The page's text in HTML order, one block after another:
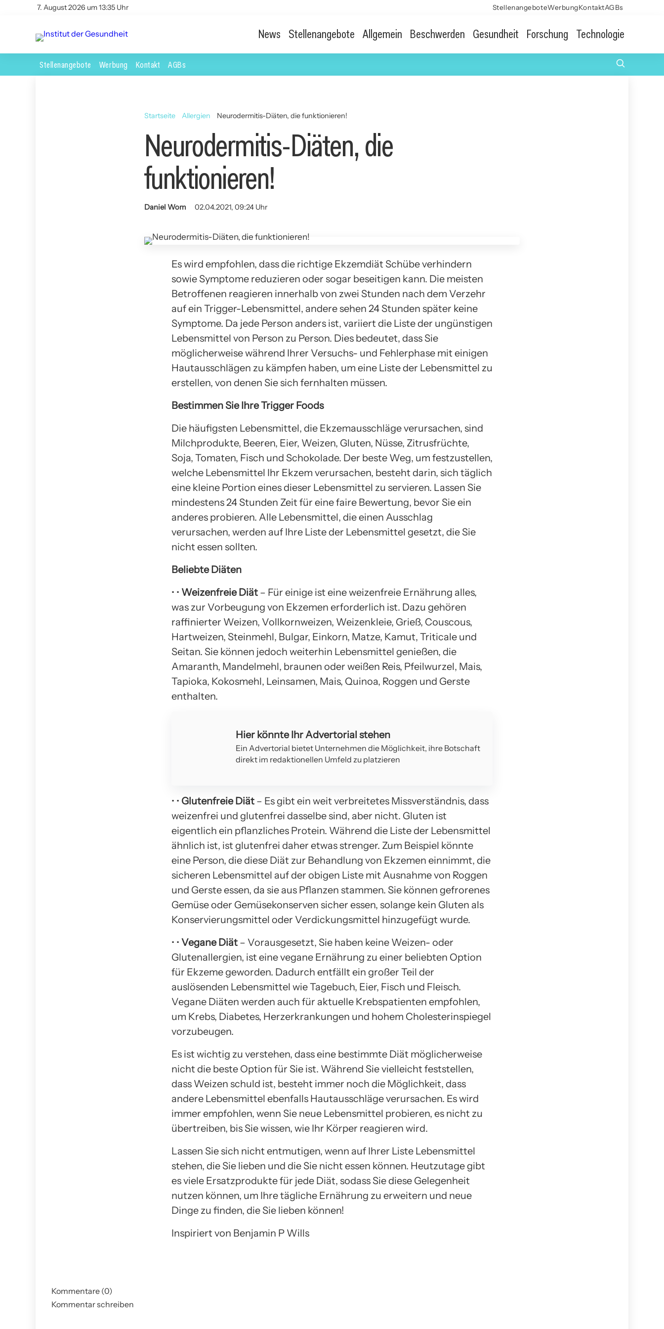
7. August 2026 um 13:35 Uhr StellenangeboteWerbungKontaktAGBs
News Stellenangebote Allgemein Beschwerden Gesundheit Forschung Technologie
Stellenangebote Werbung Kontakt AGBs
Startseite Allergien Neurodermitis-Diäten, die funktionieren!
Neurodermitis-Diäten, die
funktionieren!
Daniel Wom 02.04.2021, 09:24 Uhr
Es wird empfohlen, dass die richtige Ekzemdiät Schübe verhindern
sowie Symptome reduzieren oder sogar beseitigen kann. Die meisten
Betroffenen reagieren innerhalb von zwei Stunden nach dem Verzehr
auf ein Trigger-Lebensmittel, andere sehen 24 Stunden später keine
Symptome. Da jede Person anders ist, variiert die Liste der ungünstigen
Lebensmittel von Person zu Person. Dies bedeutet, dass Sie
möglicherweise während Ihrer Versuchs- und Fehlerphase mit einigen
Hautausschlägen zu kämpfen haben, um eine Liste der Lebensmittel zu
erstellen, von denen Sie sich fernhalten müssen.
Bestimmen Sie Ihre Trigger Foods
Die häufigsten Lebensmittel, die Ekzemausschläge verursachen, sind
Milchprodukte, Beeren, Eier, Weizen, Gluten, Nüsse, Zitrusfrüchte,
Soja, Tomaten, Fisch und Schokolade. Der beste Weg, um festzustellen,
welche Lebensmittel Ihr Ekzem verursachen, besteht darin, sich täglich
eine kleine Portion eines dieser Lebensmittel zu servieren. Lassen Sie
mindestens 24 Stunden Zeit für eine faire Bewertung, bevor Sie ein
anderes probieren. Alle Lebensmittel, die einen Ausschlag
verursachen, werden auf Ihre Liste der Lebensmittel gesetzt, die Sie
nicht essen sollten.
Beliebte Diäten
• • Weizenfreie Diät – Für einige ist eine weizenfreie Ernährung alles,
was zur Vorbeugung von Ekzemen erforderlich ist. Dazu gehören
raffinierter Weizen, Vollkornweizen, Weizenkleie, Grieß, Couscous,
Hartweizen, Steinmehl, Bulgar, Einkorn, Matze, Kamut, Triticale und
Seitan. Sie können jedoch weiterhin Lebensmittel genießen, die
Amaranth, Mandelmehl, braunen oder weißen Reis, Pfeilwurzel, Mais,
Tapioka, Kokosmehl, Leinsamen, Mais, Quinoa, Roggen und Gerste
enthalten.
Hier könnte Ihr Advertorial stehen
Ein Advertorial bietet Unternehmen die Möglichkeit, ihre Botschaft
direkt im redaktionellen Umfeld zu platzieren
• • Glutenfreie Diät – Es gibt ein weit verbreitetes Missverständnis, dass
weizenfrei und glutenfrei dasselbe sind, aber nicht. Gluten ist
eigentlich ein pflanzliches Protein. Während die Liste der Lebensmittel
ähnlich ist, ist glutenfrei daher etwas strenger. Zum Beispiel könnte
eine Person, die diese Diät zur Behandlung von Ekzemen einnimmt, die
sicheren Lebensmittel auf der obigen Liste mit Ausnahme von Roggen
und Gerste essen, da sie aus Pflanzen stammen. Sie können gefrorenes
Gemüse oder Gemüsekonserven sicher essen, solange kein Gluten als
Konservierungsmittel oder Verdickungsmittel hinzugefügt wurde.
• • Vegane Diät – Vorausgesetzt, Sie haben keine Weizen- oder
Glutenallergien, ist eine vegane Ernährung zu einer beliebten Option
für Ekzeme geworden. Dadurch entfällt ein großer Teil der
auslösenden Lebensmittel wie Tagebuch, Eier, Fisch und Fleisch.
Vegane Diäten werden auch für aktuelle Krebspatienten empfohlen,
um Krebs, Diabetes, Herzerkrankungen und hohem Cholesterinspiegel
vorzubeugen.
Es ist wichtig zu verstehen, dass eine bestimmte Diät möglicherweise
nicht die beste Option für Sie ist. Während Sie vielleicht feststellen,
dass Weizen schuld ist, besteht immer noch die Möglichkeit, dass
andere Lebensmittel ebenfalls Hautausschläge verursachen. Es wird
immer empfohlen, wenn Sie neue Lebensmittel probieren, es nicht zu
übertreiben, bis Sie wissen, wie Ihr Körper reagieren wird.
Lassen Sie sich nicht entmutigen, wenn auf Ihrer Liste Lebensmittel
stehen, die Sie lieben und die Sie nicht essen können. Heutzutage gibt
es viele Ersatzprodukte für jede Diät, sodass Sie diese Gelegenheit
nutzen können, um Ihre tägliche Ernährung zu erweitern und neue
Dinge zu finden, die Sie lieben können!
Inspiriert von Benjamin P Wills
Kommentare (0)
Kommentar schreiben